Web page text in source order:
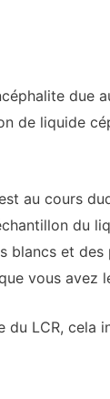
due
de liquide
au cours
du
blancs et
vous avez
LCR,